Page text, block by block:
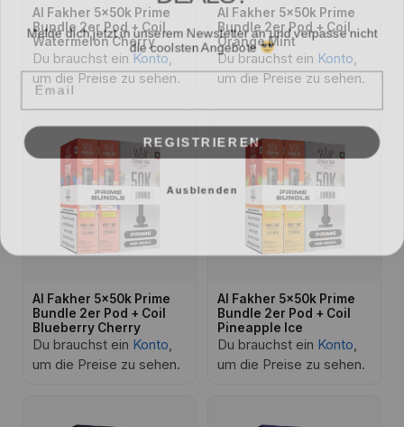
Al Fakher 5x50k Prime
Bundle 2er Pod + Coil
Watermelon Cherry
Du brauchst einKonto,
um die Preise zu sehen.
Al Fakher 5x50k Prime
Bundle 2er Pod + Coil
Orange Mint
Du brauchst ein Konto,
um die Preise zu sehen.
Al Fakher 5x50k Prime
Bundle 2er Pod + Coil
Blueberry Cherry
Du brauchst ein Konto,
um die Preise zu sehen.
Al Fakher 5x50k Prime
Bundle 2er Pod + Coil
Pineapple Ice
Du brauchst ein Konto,
um die Preise zu sehen.
Melde dich jetzt in unserem Newsletter an und verpasse nicht
die coolsten Angebote
Email